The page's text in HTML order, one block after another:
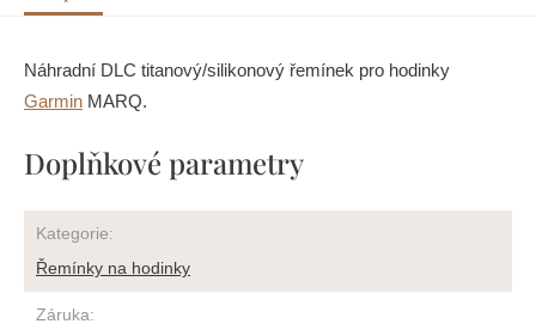
Náhradní DLC titanový/silikonový řemínek pro hodinky
Garmin MARQ.
Doplňkové parametry
Kategorie:
Řemínky na hodinky
Záruka: